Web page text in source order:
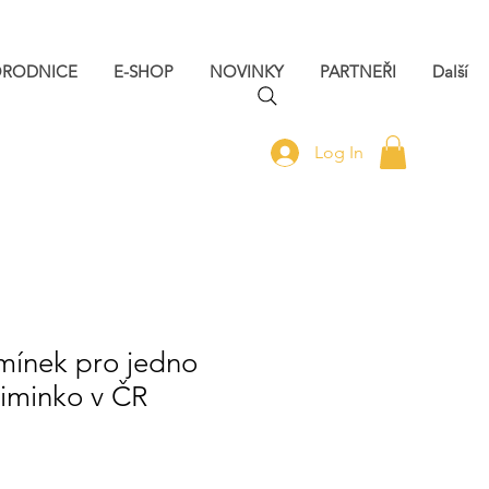
E-SHOP NOVINKY PARTNEŘI Další
Log In
pro jedno
v ČR